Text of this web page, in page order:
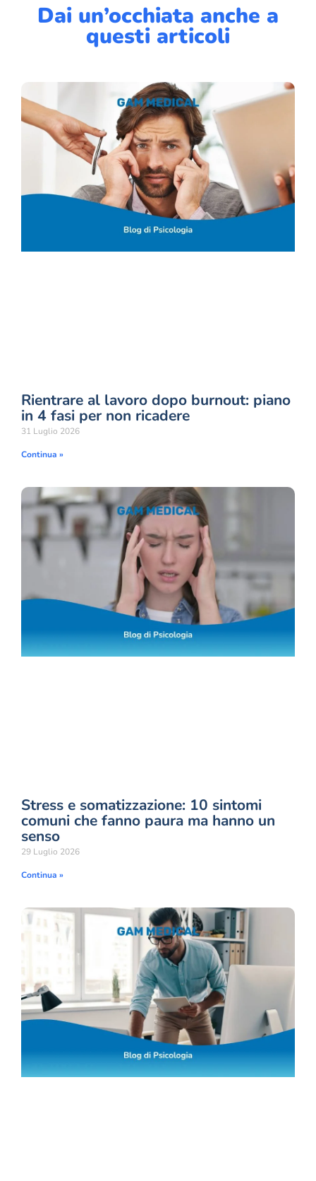
Dai un’occhiata anche a
questi articoli
Rientrare al lavoro dopo burnout: piano
in 4 fasi per non ricadere
31 Luglio 2026
Continua »
Stress e somatizzazione: 10 sintomi
comuni che fanno paura ma hanno un
senso
29 Luglio 2026
Continua »